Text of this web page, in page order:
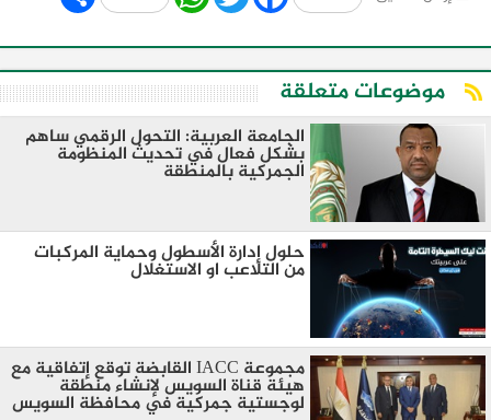
موضوعات متعلقة
الجامعة العربية: التحول الرقمي ساهم
بشكل فعال في تحديث المنظومة
الجمركية بالمنطقة
حلول إدارة الأسطول وحماية المركبات
من التلاعب او الاستغلال
مجموعة IACC القابضة توقع إتفاقية مع
هيئة قناة السويس لإنشاء منطقة
لوجستية جمركية في محافظة السويس